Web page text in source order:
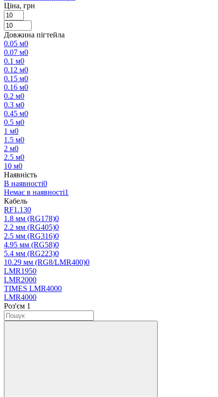
Ціна, грн
Довжина пігтейла
0.05 м0
0.07 м0
0.1 м0
0.12 м0
0.15 м0
0.16 м0
0.2 м0
0.3 м0
0.45 м0
0.5 м0
1 м0
1.5 м0
2 м0
2.5 м0
10 м0
Наявність
В наявності0
Немає в наявності1
Кабель
RF1.130
1.8 мм (RG178)0
2.2 мм (RG405)0
2.5 мм (RG316)0
4.95 мм (RG58)0
5.4 мм (RG223)0
10.29 мм (RG8/LMR400)0
LMR1950
LMR2000
TIMES LMR4000
LMR4000
Роз'єм 1